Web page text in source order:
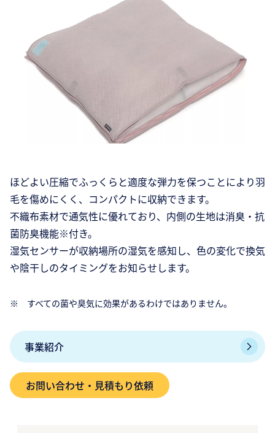
ほどよい圧縮でふっくらと適度な弾力を保つことにより羽
毛を傷めにくく、コンパクトに収納できます。
不織布素材で通気性に優れており、内側の生地は消臭・抗
菌防臭機能※付き。
湿気センサーが収納場所の湿気を感知し、色の変化で換気
や陰干しのタイミングをお知らせします。
※ すべての菌や臭気に効果があるわけではありません。
事業紹介
お問い合わせ・見積もり依頼